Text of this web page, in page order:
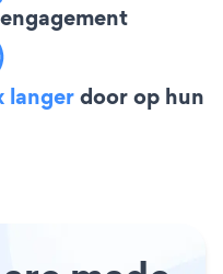
langerdoor op hun